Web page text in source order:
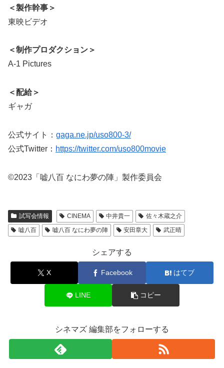
＜製作幹事＞
東映ビデオ
＜制作プロダクション＞
A-1 Pictures
＜配給＞
ギャガ
公式サイト： gaga.ne.jp/uso800-3/
公式Twitter： https://twitter.com/uso800movie
©2023「嘘⼋百 なにわ夢の陣」製作委員会
試写会情報 CINEMA 中井貴一
佐々木蔵之介
嘘八百
嘘八百 なにわ夢の陣 安田章大 武正晴
シェアする
X Facebook はてブ
LINE コピー
シネマズ 編集部をフォローする